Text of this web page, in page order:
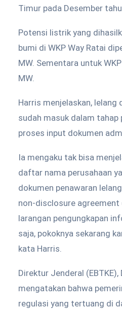
Timur pada Desember
Potensi listrik yang
bumi di WKP Way Ratai
MW. Sementara untuk
MW.
Harris menjelaskan, lelang
sudah masuk dalam tahap
proses input dokumen
Ia mengaku tak bisa
daftar nama perusahaan
dokumen penawaran
non-disclosure agreement
larangan pengungkapan
saja, pokoknya sekarang
kata Harris.
Direktur Jenderal (EBTKE),
mengatakan bahwa
regulasi yang tertuang di